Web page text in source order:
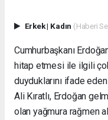
Erkek| Kadın (Haberi
Cumhurbaşkanı
hitap etmesi ile ilgili
duyduklarını ifade
Ali Kıratlı, Erdoğan
olan yağmura rağmen